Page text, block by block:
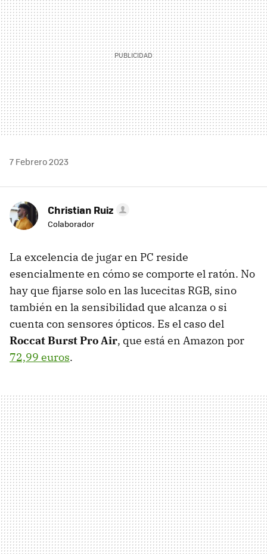
7 Febrero 2023
Christian Ruiz
Colaborador
La excelencia de jugar en PC reside
esencialmente en cómo se comporte el ratón. No
hay que fijarse solo en las lucecitas RGB, sino
también en la sensibilidad que alcanza o si
cuenta con sensores ópticos. Es el caso del
Roccat Burst Pro Air, que está en Amazon por
72,99 euros.